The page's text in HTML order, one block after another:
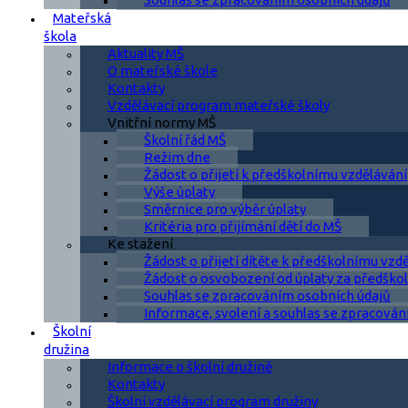
Mateřská
škola
Aktuality MŠ
O mateřské škole
Kontakty
Vzdělávací program mateřské školy
Vnitřní normy MŠ
Školní řád MŠ
Režim dne
Žádost o přijetí k předškolnímu vzdělávání
Výše úplaty
Směrnice pro výběr úplaty
Kritéria pro přijímání dětí do MŠ
Ke stažení
Žádost o přijetí dítěte k předškolnímu
Žádost o osvobození od úplaty za
Souhlas se zpracováním osobních údajů
Informace, svolení a souhlas se
Školní
družina
Informace o školní družině
Kontakty
Školní vzdělávací program družiny